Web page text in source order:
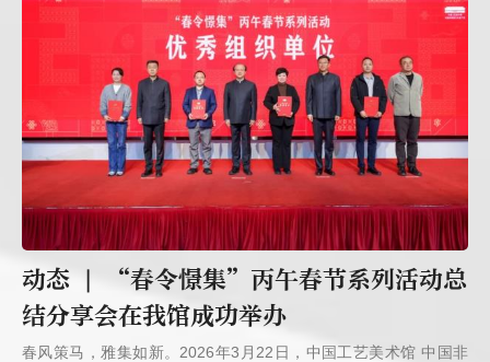
动态 | “春令憬集”丙午春节系列活动总
结分享会在我馆成功举办
春风策马，雅集如新。2026年3月22日，中国工艺美术馆 中国非